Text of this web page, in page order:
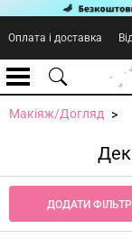
Оплата і доставка
Макіяж/Догляд
ДОДАТИ